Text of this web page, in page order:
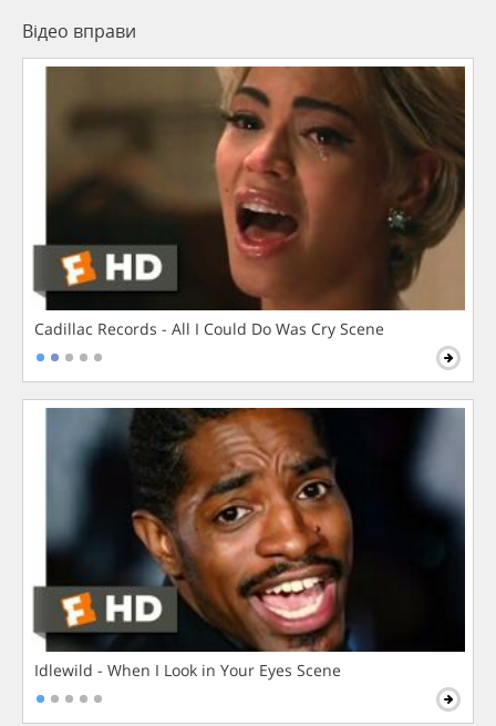
Відео вправи
Cadillac Records - All I Could Do Was Cry Scene
Idlewild - When I Look in Your Eyes Scene